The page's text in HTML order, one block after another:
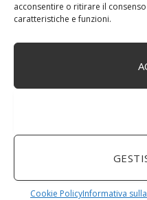
acconsentire o ritirare il
caratteristiche e funzioni.
Cookie PolicyInformativa
DM House Insalatiera
senza vernice